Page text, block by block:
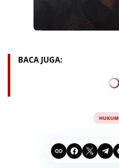
BACA JUGA:
HUKUM